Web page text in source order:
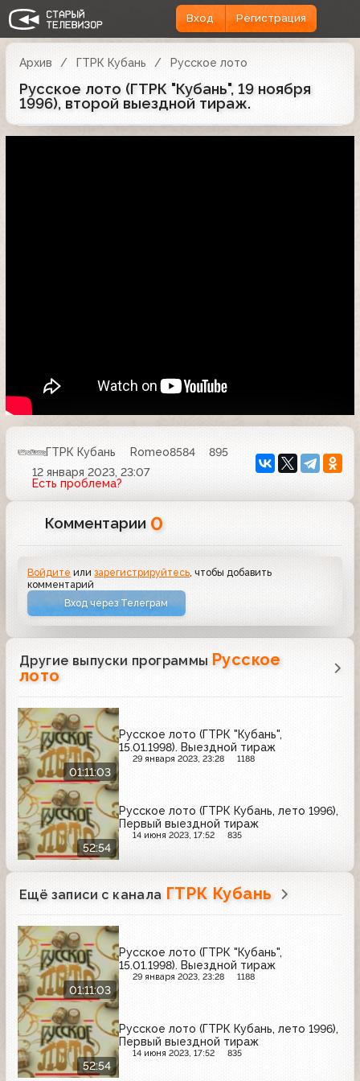
Вход Регистрация
Архив ГТРК Кубань Русское лото
Русское лото (ГТРК "Кубань", 19 ноября
1996), второй выездной тираж.
ГТРК Кубань Romeo8584
895
12 января 2023, 23:07
Есть проблема?
Комментарии 0
Войдите илизарегистрируйтесь , чтобы добавить
комментарий
Вход через Телеграм
Другие выпуски программы Русское
лото
01:11:03
Русское лото (ГТРК "Кубань",
15.01.1998). Выездной тираж
29 января 2023, 23:28 1188
52:54
Русское лото (ГТРК Кубань, лето 1996),
Первый выездной тираж
14 июня 2023, 17:52 835
Ещё записи с канала ГТРК Кубань
01:11:03
Русское лото (ГТРК "Кубань",
15.01.1998). Выездной тираж
29 января 2023, 23:28 1188
52:54
Русское лото (ГТРК Кубань, лето 1996),
Первый выездной тираж
14 июня 2023, 17:52 835